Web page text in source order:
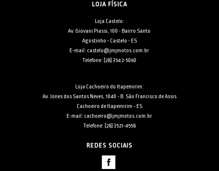
LOJA FÍSICA
Loja Castelo:
Av. Giovani Piassi, 100 - Bairro Santo
Agostinho - Castelo - ES
E-mail: castelo@jmjmotos.com.br
Telefone: [28] 3542-5060
Loja Cachoeiro do Itapemirim:
Av. Jones dos Santos Neves, 1040 - B. São Francisco de Assis
Cachoeiro de Itapemirim - ES
E-mail: cachoeiro@jmjmotos.com.br
Telefone: [28] 3521-4558
REDES SOCIAIS